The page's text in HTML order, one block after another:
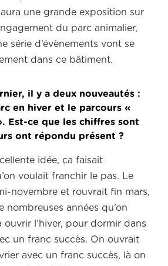
une grande exposition sur
du parc animalier,
série d’évènements vont se
dans ce bâtiment.
il y a deux nouveautés :
en hiver et le parcours «
Est-ce que les chiffres sont
ont répondu présent ?
idée, ça faisait
voulait franchir le pas. Le
novembre et rouvrait fin mars,
nombreuses années qu’on
ouvrir l’hiver, pour dormir dans
un franc succès. On ouvrait
avec un franc succès, là on